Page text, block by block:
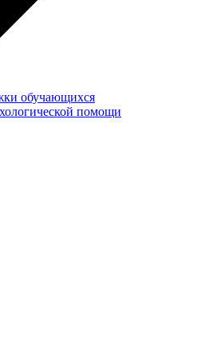
обучающихся
помощи